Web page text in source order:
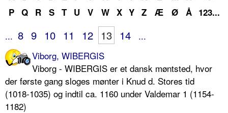
P Q R S T U V W X Y Z Æ Ø Å 123...
... 8 9 10 11 12 13 14
...
Viborg, WIBERGIS
Viborg - WIBERGIS er et dansk møntsted, hvor
der første gang sloges mønter i Knud d. Stores tid
(1018-1035) og indtil ca. 1160 under Valdemar 1 (1154-
1182)